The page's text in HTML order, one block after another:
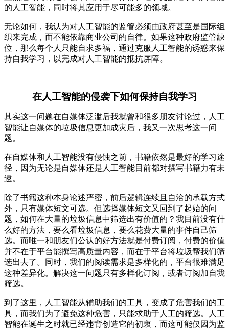
的人工智能，同时将其应用于尽可能多的领域。
无论如何，我认为对人工智能的监管必须由政府甚至是国际组
织来完成，而不能依靠商业公司的自律。如果这种政府监管缺
位，那么每个人只能自求多福，通过克服人工智能的诱惑来保
持自我学习，以完成对人工智能的抵抗屏障。
在人工智能的侵袭下如何保持自我学习
其实这一问题在自媒体泛滥后我就曾和很多朋友讨论过，人工
智能让自媒体的垃圾信息更加成灾后，我又一次思考这一问
题。
在自媒体和人工智能没有侵蚀之前，书籍依然是最好的学习途
径，因为无论是自媒体还是人工智能目前都对撰写书籍力有未
逮。
除了书籍这种本身论述严密，前后逻辑连续且自洽的承载方式
外，只有媒体短文可选。但选择媒体短文又回到了起始的问
题，如何在大量的垃圾信息中筛选出有价值的？我目前没有什
么好的方法，要么看垃圾信息，要么花费大量的事件自己筛
选。而唯一和朋友们公认的好方法就是付费订阅，付费的价值
并不在于平台能撰写高质量内容，而在于平台将垃圾帮我们筛
选出去了。同时，我们的阅读需求是多样化的，平台很难满足
这种差异化。解决这一问题只有多样化订阅，或者订阅加自我
筛选。
到了这里，人工智能从辅助我们的工具，变成了危害我们的工
具，而我们为了避免这种危害，只能求助于人工的筛选。人工
智能在诞生之时就已经违背创造它的初衷，而这可能仅因为监